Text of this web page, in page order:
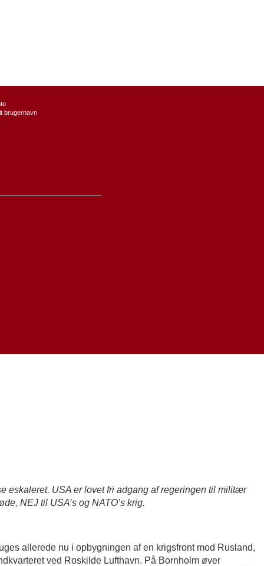
brugernavn
eskaleret. USA er lovet fri adgang af regeringen til militær
NEJ til USA’s og NATO’s krig.
allerede nu i opbygningen af en krigsfront mod Rusland,
ved Roskilde Lufthavn. På Bornholm øver